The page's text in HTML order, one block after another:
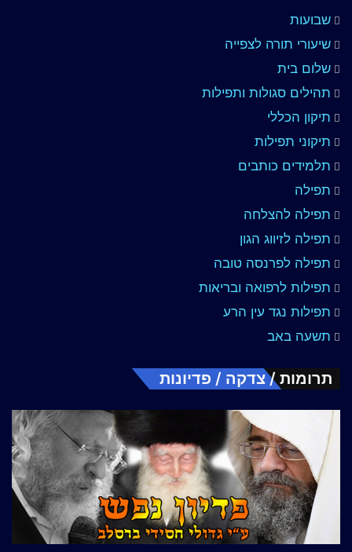
שבועות
שיעורי תורה לצפייה
שלום בית
תהילים סגולות ותפילות
תיקון הכללי
תיקוני תפילות
תלמידים כותבים
תפילה
תפילה להצלחה
תפילה לזיווג הגון
תפילה לפרנסה טובה
תפילות לרפואה ובריאות
תפילות נגד עין הרע
תשעה באב
תרומות / צדקה / פדיונות